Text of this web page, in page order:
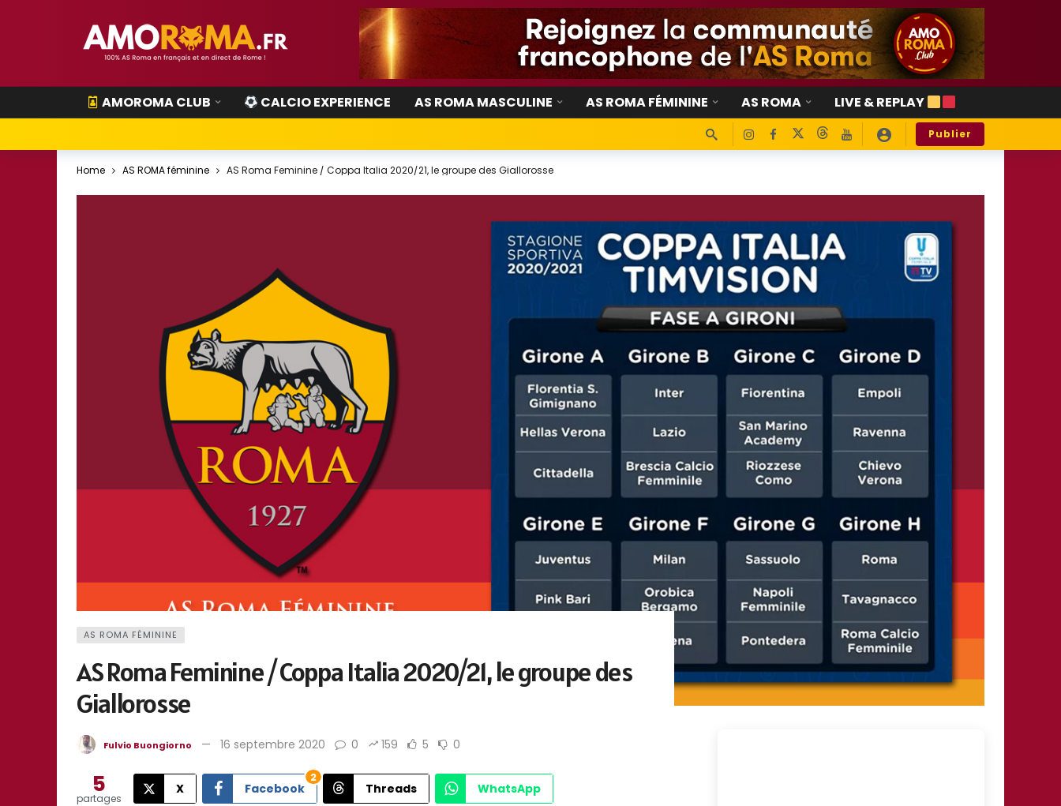
AMOROMA CLUB CALCIO EXPERIENCE AS ROMA MASCULINE AS ROMA FÉMININE AS ROMA LIVE & REPLAY
Publier
Home AS ROMA féminine AS Roma Feminine / Coppa Italia 2020/21, le groupe des Giallorosse
AS ROMA FÉMININE
AS Roma Feminine / Coppa Italia 2020/21, le groupe des
Giallorosse
Fulvio Buongiorno 16 septembre 2020 0 159 5 0
5
partages
X Facebook
2
Threads WhatsApp